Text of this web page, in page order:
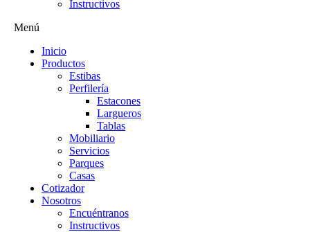
Instructivos
Menú
Inicio
Productos
Estibas
Perfilería
Estacones
Largueros
Tablas
Mobiliario
Servicios
Parques
Casas
Cotizador
Nosotros
Encuéntranos
Instructivos